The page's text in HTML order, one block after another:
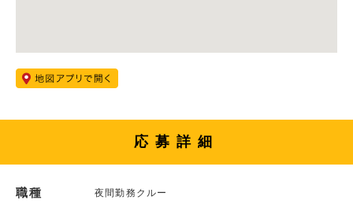
応募詳細
職種 夜間勤務クルー